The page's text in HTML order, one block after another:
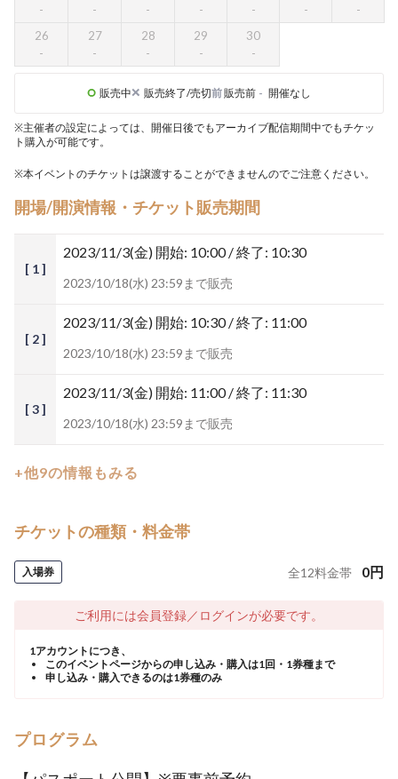
26 27 28 29 30
販売中 販売終了/売切前販売前 - 開催なし
※主催者の設定によっては、開催日後でもアーカイブ配信期間中でもチケッ
ト購入が可能です。
※本イベントのチケットは譲渡することができませんのでご注意ください。
開場/開演情報・チケット販売期間
[ 1 ]
2023/11/3(金) 開始: 10:00 / 終了: 10:30
2023/10/18(水) 23:59まで販売
[ 2 ]
2023/11/3(金) 開始: 10:30 / 終了: 11:00
2023/10/18(水) 23:59まで販売
[ 3 ]
2023/11/3(金) 開始: 11:00 / 終了: 11:30
2023/10/18(水) 23:59まで販売
+他9の情報もみる
チケットの種類・料金帯
入場券 全12料金帯 0円
ご利用には会員登録／ログインが必要です。
1アカウントにつき、
このイベントページからの申し込み・購入は1回・1券種まで
申し込み・購入できるのは1券種のみ
プログラム